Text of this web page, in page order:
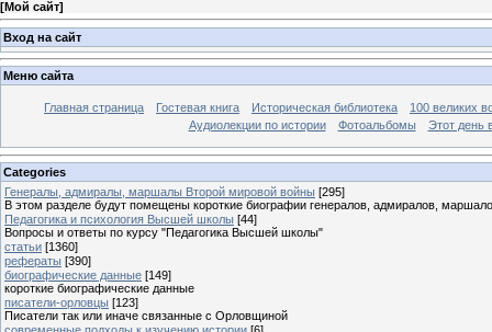
[Мой сайт]
Вход на сайт
Меню сайта
Главная страница Гостевая книга Историческая библиотека
100 великих
Аудиолекции по истории
Фотоальбомы Этот день
Categories
Генералы, адмиралы, маршалы Второй мировой войны [295]
В этом разделе будут помещены короткие биографии генералов, адмиралов,
Педагогика и психология Высшей школы [44]
Вопросы и ответы по курсу "Педагогика Высшей школы"
статьи [1360]
рефераты [390]
биографические данные [149]
короткие биографические данные
писатели-орловцы [123]
Писатели так или иначе связанные с Орловщиной